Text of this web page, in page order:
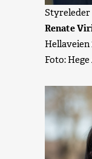
Styreleder
Renate
Hellaveien
Foto: